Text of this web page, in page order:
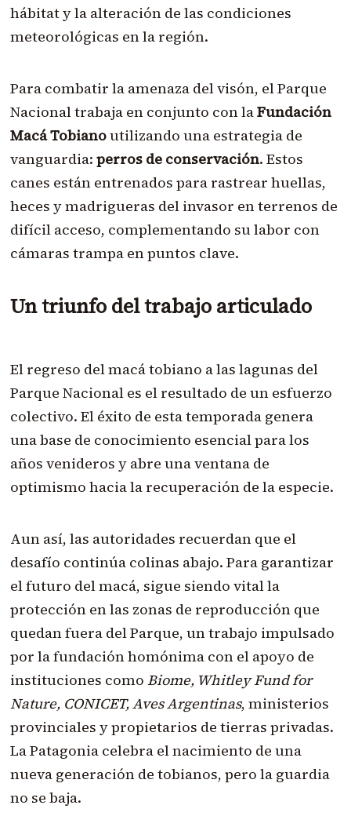
hábitat y la alteración de las condiciones
meteorológicas en la región.
Para combatir la amenaza del visón, el Parque
Nacional trabaja en conjunto con laFundación
Macá Tobianoutilizando una estrategia de
vanguardia: perros de conservación. Estos
canes están entrenados para rastrear huellas,
heces y madrigueras del invasor en terrenos de
difícil acceso, complementando su labor con
cámaras trampa en puntos clave.
Un triunfo del trabajo articulado
El regreso del macá tobiano a las lagunas del
Parque Nacional es el resultado de un esfuerzo
colectivo. El éxito de esta temporada genera
una base de conocimiento esencial para los
años venideros y abre una ventana de
optimismo hacia la recuperación de la especie.
Aun así, las autoridades recuerdan que el
desafío continúa colinas abajo. Para garantizar
el futuro del macá, sigue siendo vital la
protección en las zonas de reproducción que
quedan fuera del Parque, un trabajo impulsado
por la fundación homónima con el apoyo de
instituciones como Biome, Whitley Fund for
Nature, CONICET, Aves Argentinas, ministerios
provinciales y propietarios de tierras privadas.
La Patagonia celebra el nacimiento de una
nueva generación de tobianos, pero la guardia
no se baja.